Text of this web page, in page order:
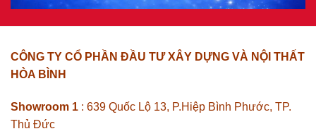
CÔNG TY CỔ PHẦN ĐẦU TƯ XÂY DỰNG VÀ NỘI THẤT
HÒA BÌNH
Showroom 1 : 639 Quốc Lộ 13, P.Hiệp Bình Phước, TP.
Thủ Đức